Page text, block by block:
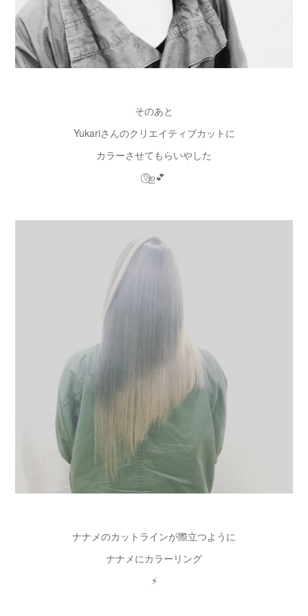
そのあと
Yukariさんのクリエイティブカットに
カラーさせてもらいやした
⍢⃝ஐ💕
ナナメのカットラインが際立つように
ナナメにカラーリング
⚡️